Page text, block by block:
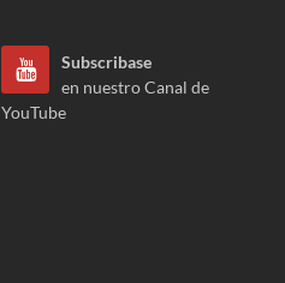
Subscribase
en nuestro Canal de
YouTube